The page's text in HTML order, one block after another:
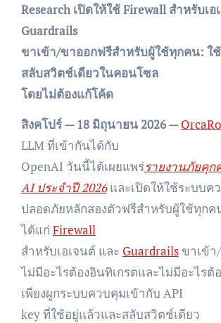
Research เปิดให้ใช้ Firewall สำหรับเอ
Guardrails
ขาเข้า/ขาออกฟรีสำหรับผู้ใช้ทุกคน: ใช้
สลับสวิตช์เดียวในคอนโซล
โดยไม่ต้องแก้โค้ด
สิงคโปร์ — 18 มิถุนายน 2026 —
LLM ที่เข้ากันได้กับ
OpenAI วันนี้ได้เผยแพร่รายงานภัยคุก
AI ประจำปี 2026และเปิดให้ใช้ระบบค
ปลอดภัยหลักสองตัวฟรีสำหรับผู้ใช้ทุกค
ได้แก่ Firewall
สำหรับเอเจนต์ และ Guardrailsขาเข้า
ไม่มีอะไรต้องอินทิเกรตและไม่มีอะไรต้
เพียงผูกระบบควบคุมเข้ากับ API
key ที่ใช้อยู่แล้วและสลับสวิตช์เดียว